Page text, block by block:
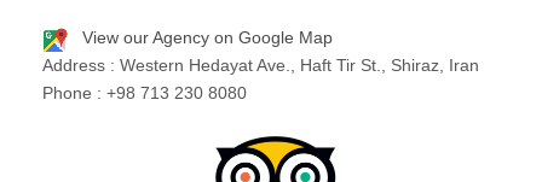
View our Agency on Google Map
Address : Western Hedayat Ave., Haft Tir St., Shiraz, Iran
Phone : +98 713 230 8080